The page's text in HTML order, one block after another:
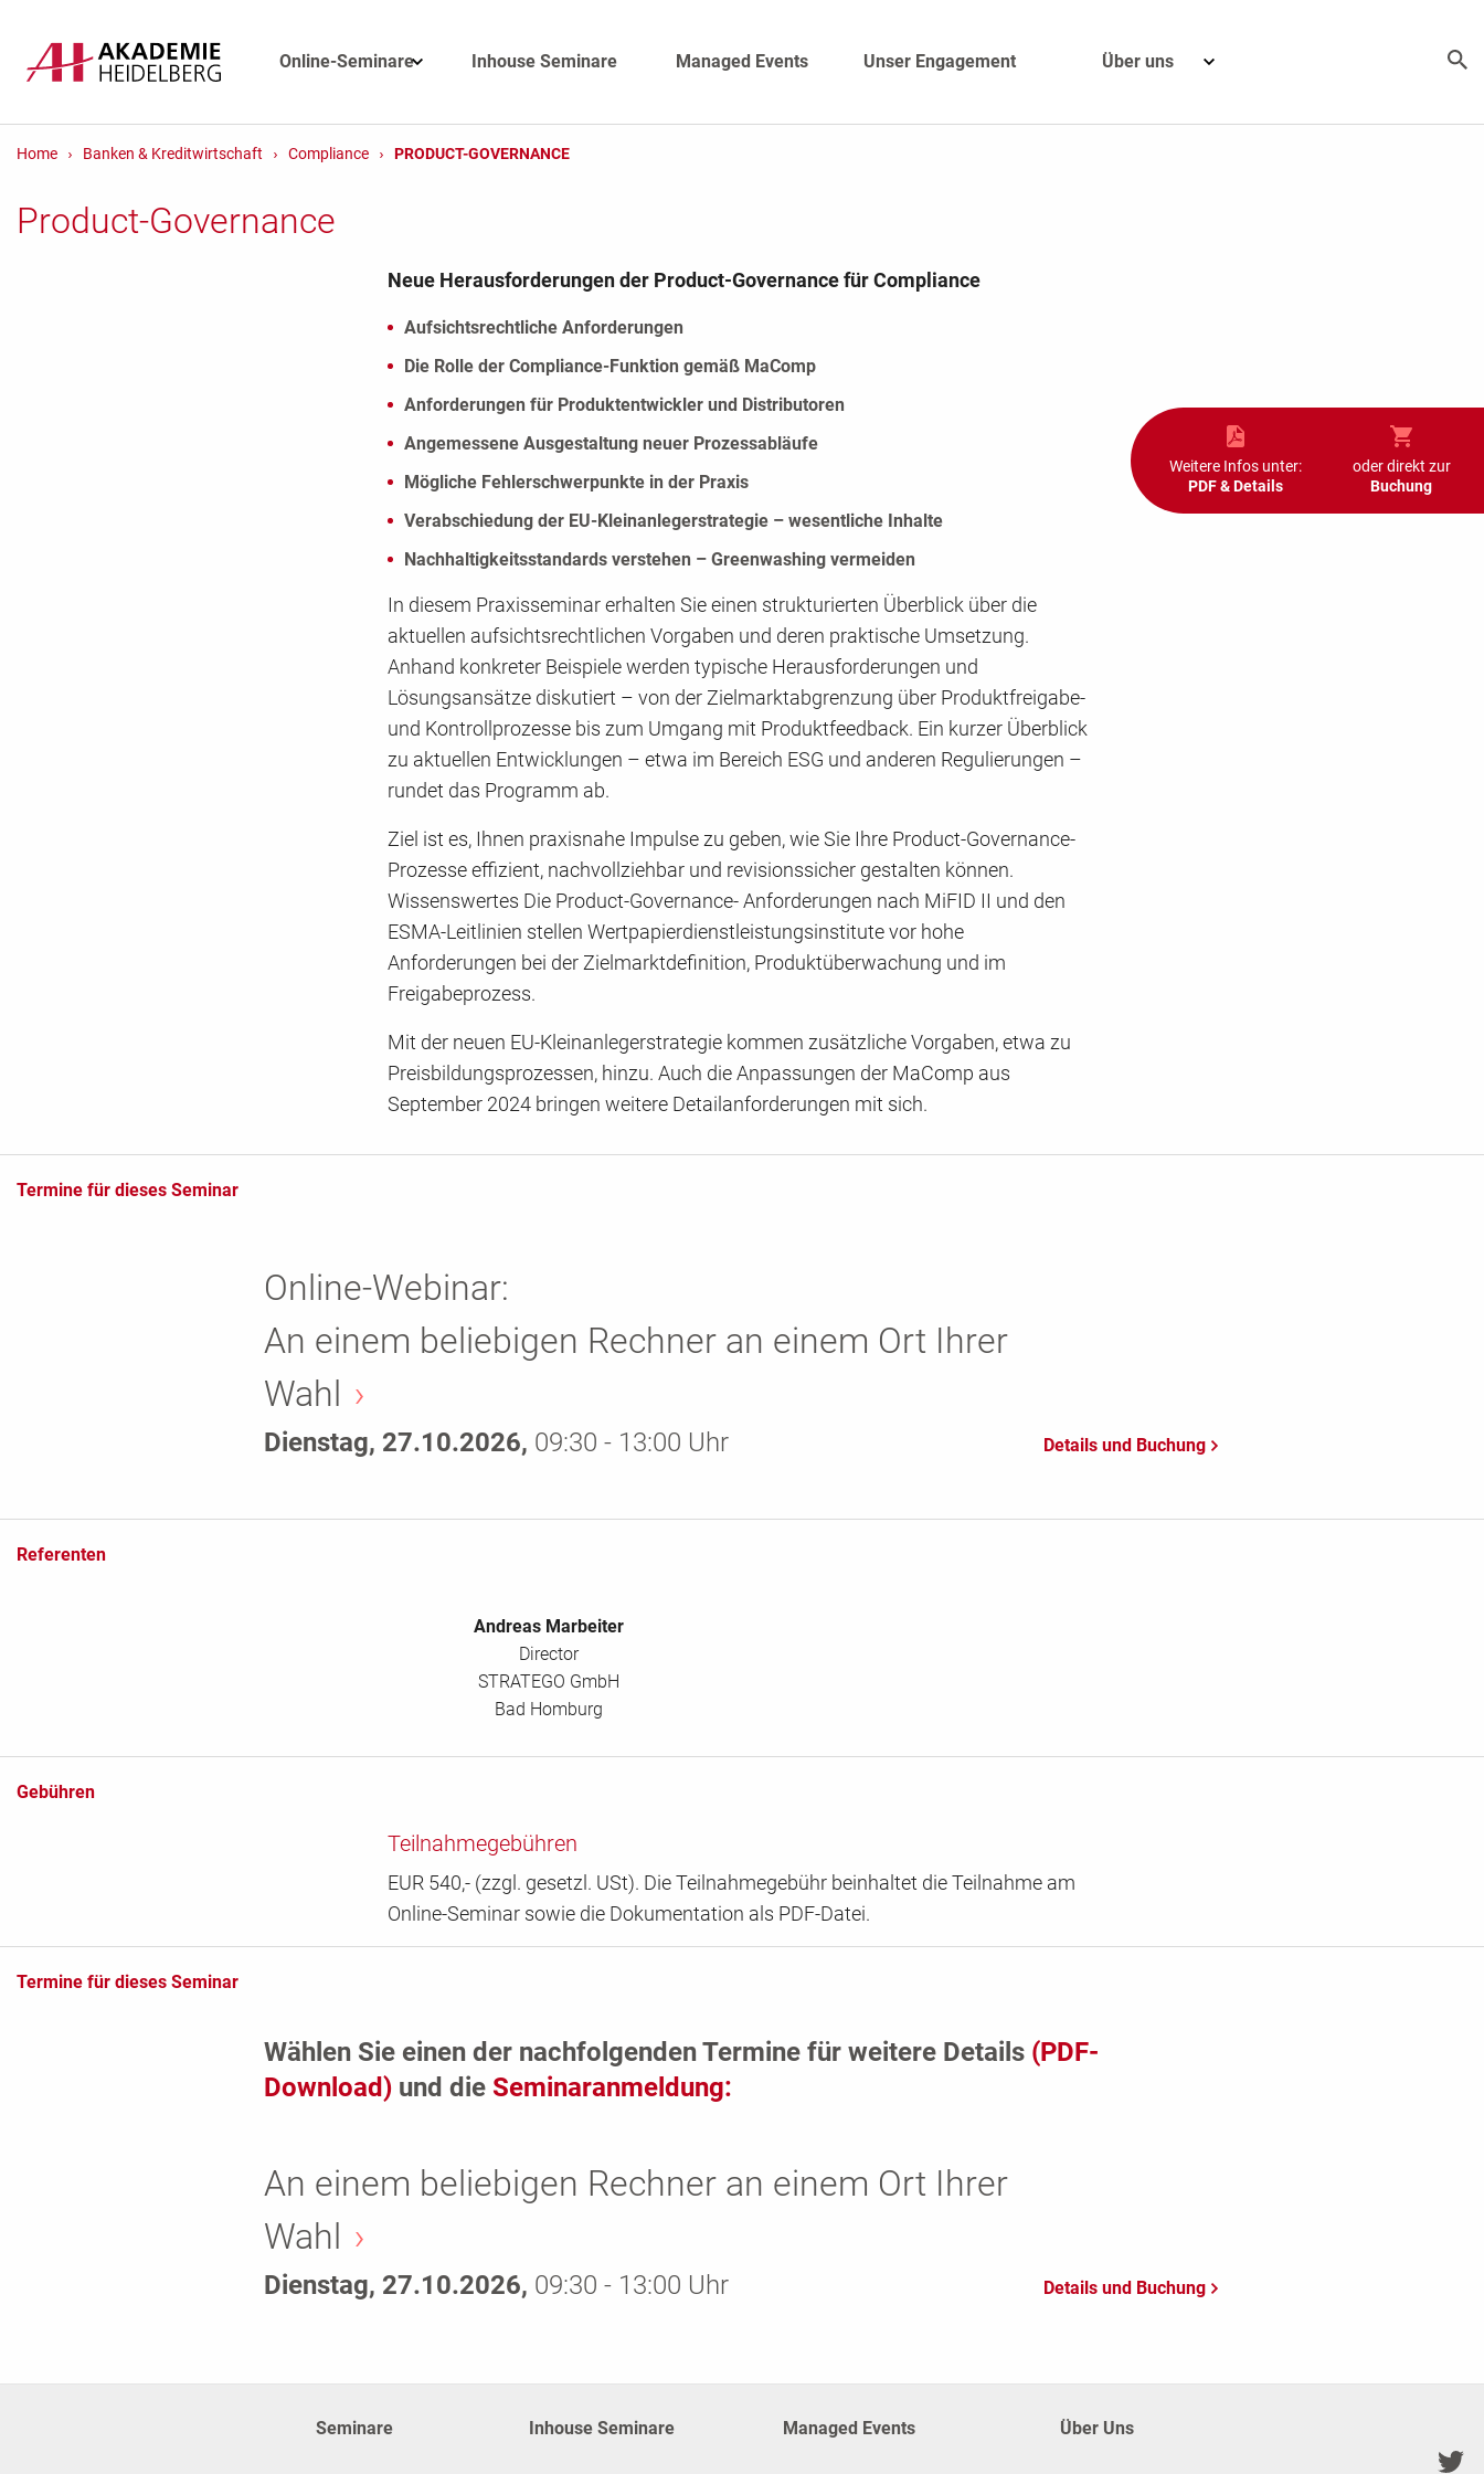
Online-Seminare Inhouse Seminare Managed Events Unser Engagement Über uns
Weitere Infos unter:
PDF & Details
oder direkt zur
Buchung
Home Banken & Kreditwirtschaft Compliance PRODUCT-GOVERNANCE
Product-Governance
Neue Herausforderungen der Product-Governance für Compliance
Aufsichtsrechtliche Anforderungen
Die Rolle der Compliance-Funktion gemäß MaComp
Anforderungen für Produktentwickler und Distributoren
Angemessene Ausgestaltung neuer Prozessabläufe
Mögliche Fehlerschwerpunkte in der Praxis
Verabschiedung der EU-Kleinanlegerstrategie – wesentliche Inhalte
Nachhaltigkeitsstandards verstehen – Greenwashing vermeiden
In diesem Praxisseminar erhalten Sie einen strukturierten Überblick über die
aktuellen aufsichtsrechtlichen Vorgaben und deren praktische Umsetzung.
Anhand konkreter Beispiele werden typische Herausforderungen und
Lösungsansätze diskutiert – von der Zielmarktabgrenzung über Produktfreigabe-
und Kontrollprozesse bis zum Umgang mit Produktfeedback. Ein kurzer Überblick
zu aktuellen Entwicklungen – etwa im Bereich ESG und anderen Regulierungen –
rundet das Programm ab.
Ziel ist es, Ihnen praxisnahe Impulse zu geben, wie Sie Ihre Product-Governance-
Prozesse effizient, nachvollziehbar und revisionssicher gestalten können.
Wissenswertes Die Product-Governance- Anforderungen nach MiFID II und den
ESMA-Leitlinien stellen Wertpapierdienstleistungsinstitute vor hohe
Anforderungen bei der Zielmarktdefinition, Produktüberwachung und im
Freigabeprozess.
Mit der neuen EU-Kleinanlegerstrategie kommen zusätzliche Vorgaben, etwa zu
Preisbildungsprozessen, hinzu. Auch die Anpassungen der MaComp aus
September 2024 bringen weitere Detailanforderungen mit sich.
Termine für dieses Seminar
Online-Webinar:
An einem beliebigen Rechner an einem Ort Ihrer
Wahl
Dienstag, 27.10.2026, 09:30 - 13:00 Uhr
Referenten
Andreas Marbeiter
Director
STRATEGO GmbH
Bad Homburg
Gebühren
Teilnahmegebühren
EUR 540,- (zzgl. gesetzl. USt). Die Teilnahmegebühr beinhaltet die Teilnahme am
Online-Seminar sowie die Dokumentation als PDF-Datei.
Termine für dieses Seminar
Wählen Sie einen der nachfolgenden Termine für weitere Details (PDF-
Download) und die Seminaranmeldung:
An einem beliebigen Rechner an einem Ort Ihrer
Wahl
Dienstag, 27.10.2026, 09:30 - 13:00 Uhr
Seminare Inhouse Seminare Managed Events Über Uns